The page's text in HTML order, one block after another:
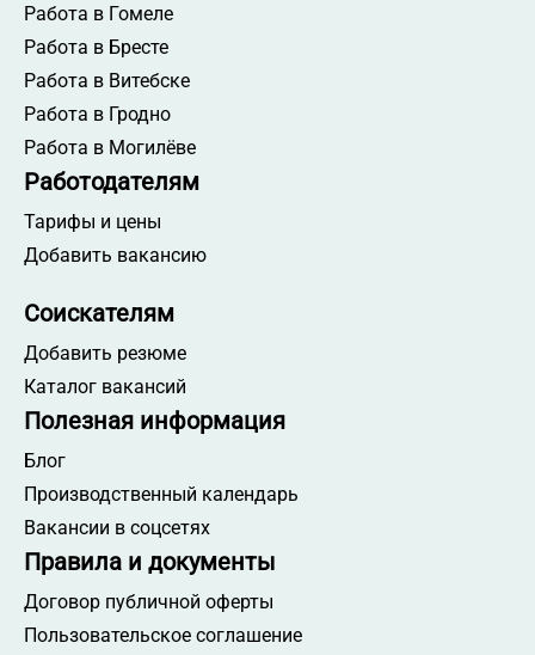
Работа руководителем строительного проекта
Работа начальником АХО
Работа менеджером по работе с партнерами
Работа супервайзером
Работа мерчендайзером
Работа технологом
Работа товароведом
Работа начальником склада
Работа торговым представителем
Работа администратором магазина
Работа распространителем листовок
Работа в Гродненской области
Работа на месте работодателя
Работа в Гомеле
Работа в Бресте
Работа в Витебске
Работа в Гродно
Работа в Могилёве
Работодателям
Тарифы и цены
Добавить вакансию
Соискателям
Добавить резюме
Каталог вакансий
Полезная информация
Блог
Производственный календарь
Вакансии в соцсетях
Правила и документы
Договор публичной оферты
Пользовательское соглашение